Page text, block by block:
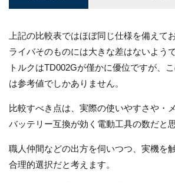
上記の比較表ではほぼ同じ仕様を備えて
ライバそのものには大きな差はないようで
トルクはTD002Gが僅かに優位ですが、
は参考値でしかありません。
比較すべき点は、実際の使いやすさや・
バッテリー互換が効く電動工具の数だと
職人仲間などの出方を伺いつつ、実機を
合理的選択だと考えます。